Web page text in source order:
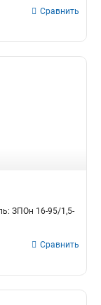
Сравнить
ЗПОн 16-95/1,5-
Сравнить